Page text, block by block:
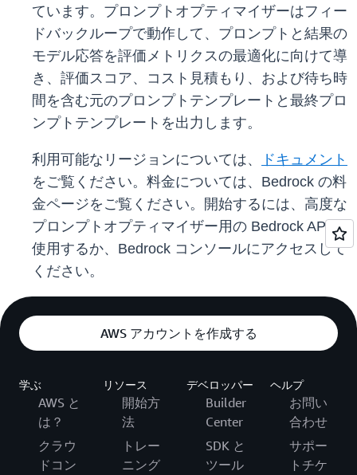
ています。プロンプトオプティマイザーはフィー
ドバックループで動作して、プロンプトと結果の
モデル応答を評価メトリクスの最適化に向けて導
き、評価スコア、コスト見積もり、および待ち時
間を含む元のプロンプトテンプレートと最終プロ
ンプトテンプレートを出力します。
利用可能なリージョンについては、
ドキュメント
をご覧ください。料金については、Bedrock の料
金ページをご覧ください。開始するには、高度な
プロンプトオプティマイザー用の Bedrock API を
使用するか、Bedrock コンソールにアクセスして
ください。
AWS アカウントを作成する
学ぶ
AWS と
は？
クラウ
ドコン
リソース
開始方
法
トレー
ニング
デベロッパー
Builder
Center
SDK と
ツール
ヘルプ
お問い
合わせ
サポー
トチケ